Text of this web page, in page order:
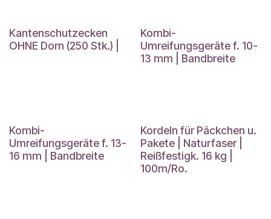
Kantenschutzecken
OHNE Dorn (250 Stk.) |
Kombi-
Umreifungsgeräte f. 10-
13 mm | Bandbreite
Kombi-
Umreifungsgeräte f. 13-
16 mm | Bandbreite
Kordeln für Päckchen u.
Pakete | Naturfaser |
Reißfestigk. 16 kg |
100m/Ro.